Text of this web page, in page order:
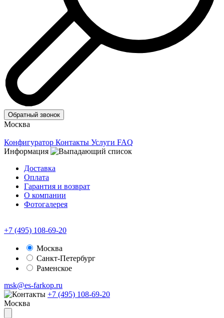
Обратный звонок
Москва
Конфигуратор Контакты Услуги FAQ
Информация
Доставка
Оплата
Гарантия и возврат
О компании
Фотогалерея
+7 (495) 108-69-20
Москва
Санкт-Петербург
Раменское
msk@es-farkop.ru
+7 (495) 108-69-20
Москва